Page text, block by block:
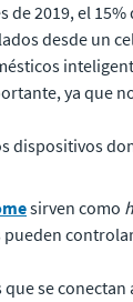
de 2019, el
desde un
ya que
dispositivos
sirven como
se